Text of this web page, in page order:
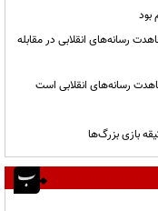
بود
رسانه‌های انقلابی در مقابله
رسانه‌های انقلابی است
بازی بزرگ‌ها